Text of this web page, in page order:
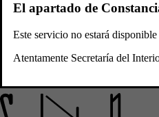
Sidicato
Trabajadores
El apartado de
Este servicio no estará
Atentamente Secretaría del